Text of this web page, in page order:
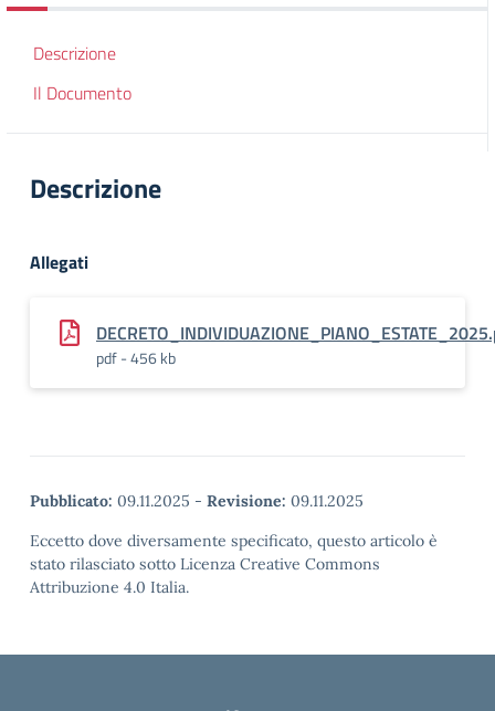
Descrizione
Il Documento
Descrizione
Allegati
pdf - 456 kb
Pubblicato: 09.11.2025 - Revisione: 09.11.2025
Eccetto dove diversamente specificato, questo articolo è
stato rilasciato sotto Licenza Creative Commons
Attribuzione 4.0 Italia.